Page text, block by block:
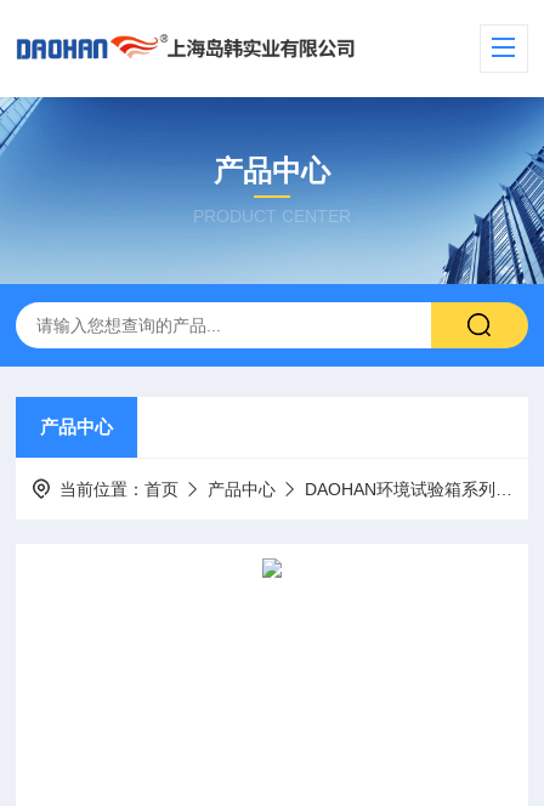
产品中心
PRODUCT CENTER
产品中心
当前位置：首页 产品中心 DAOHAN环境试验箱系列